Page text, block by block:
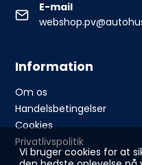
Vi bruger cookies for at
E-mail
Information
Om os
Handelsbetingelser
Cookies
Privatlivspolitik